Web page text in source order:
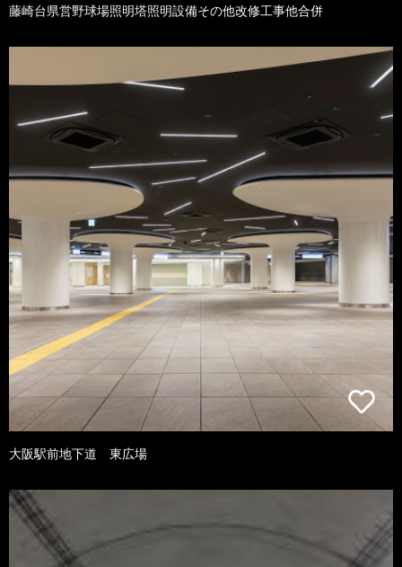
藤崎台県営野球場照明塔照明設備その他改修工事他合併
大阪駅前地下道 東広場